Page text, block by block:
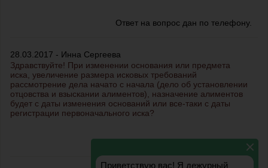
Ответ на вопрос дан по телефону.
28.03.2017 - Инна Сергеева
Здравствуйте! При изменении основания или предмета
иска, увеличение размера исковых требований
рассмотрение дела начато с начала (дело об установлении
отцовства и взыскании алиментов), назначение алиментов
будет с даты изменения оснований или все-таки с даты
регистрации первоначального иска?
Ответ на вопрос дан по телефону.